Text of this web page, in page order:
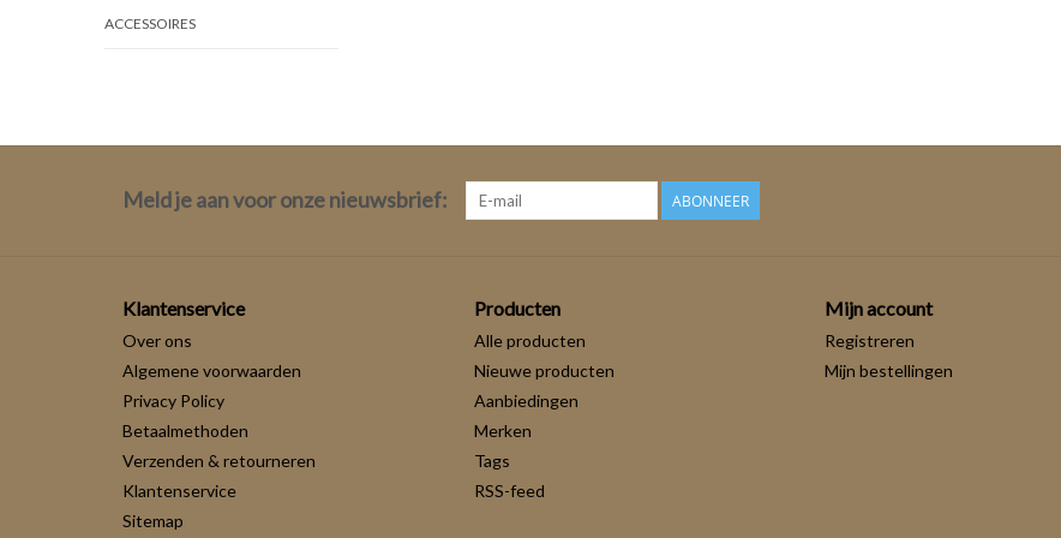
ACCESSOIRES
Meld je aan voor onze nieuwsbrief: ABONNEER
Klantenservice
Over ons
Algemene voorwaarden
Privacy Policy
Betaalmethoden
Verzenden & retourneren
Klantenservice
Sitemap
Producten
Alle producten
Nieuwe producten
Aanbiedingen
Merken
Tags
RSS-feed
Mijn account
Registreren
Mijn bestellingen